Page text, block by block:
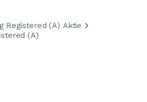
Registered (A) Aktie
(A)